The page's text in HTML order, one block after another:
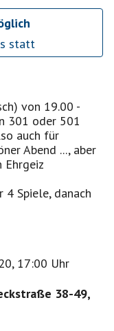
statt
von 19.00 -
301 oder 501
auch für
Abend ..., aber
Spiele, danach
17:00 Uhr
38-49,